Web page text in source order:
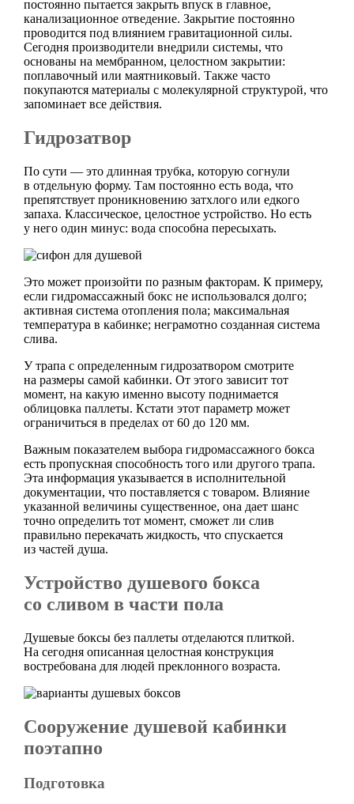
постоянно пытается закрыть впуск в главное,
канализационное отведение. Закрытие постоянно
проводится под влиянием гравитационной силы.
Сегодня производители внедрили системы, что
основаны на мембранном, целостном закрытии:
поплавочный или маятниковый. Также часто
покупаются материалы с молекулярной структурой, что
запоминает все действия.
Гидрозатвор
По сути — это длинная трубка, которую согнули
в отдельную форму. Там постоянно есть вода, что
препятствует проникновению затхлого или едкого
запаха. Классическое, целостное устройство. Но есть
у него один минус: вода способна пересыхать.
Это может произойти по разным факторам. К примеру,
если гидромассажный бокс не использовался долго;
активная система отопления пола; максимальная
температура в кабинке; неграмотно созданная система
слива.
У трапа с определенным гидрозатвором смотрите
на размеры самой кабинки. От этого зависит тот
момент, на какую именно высоту поднимается
облицовка паллеты. Кстати этот параметр может
ограничиться в пределах от 60 до 120 мм.
Важным показателем выбора гидромассажного бокса
есть пропускная способность того или другого трапа.
Эта информация указывается в исполнительной
документации, что поставляется с товаром. Влияние
указанной величины существенное, она дает шанс
точно определить тот момент, сможет ли слив
правильно перекачать жидкость, что спускается
из частей душа.
Устройство душевого бокса
со сливом в части пола
Душевые боксы без паллеты отделаются плиткой.
На сегодня описанная целостная конструкция
востребована для людей преклонного возраста.
Сооружение душевой кабинки
поэтапно
Подготовка